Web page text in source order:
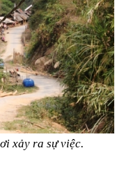
xảy ra sự việc.